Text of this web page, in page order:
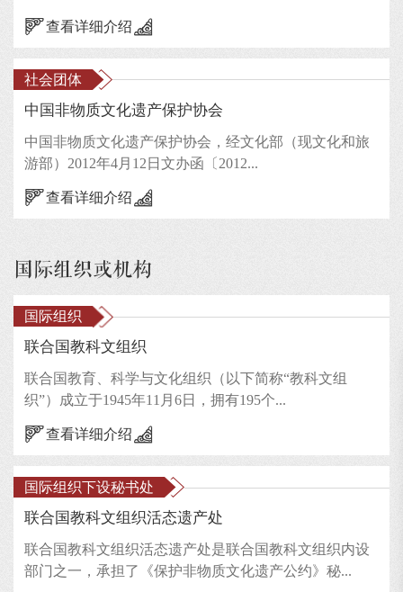
查看详细介绍
社会团体
中国非物质文化遗产保护协会
中国非物质文化遗产保护协会，经文化部（现文化和旅
游部）2012年4月12日文办函〔2012...
查看详细介绍
国际组织或机构
国际组织
联合国教科文组织
联合国教育、科学与文化组织（以下简称“教科文组
织”）成立于1945年11月6日，拥有195个...
查看详细介绍
国际组织下设秘书处
联合国教科文组织活态遗产处
联合国教科文组织活态遗产处是联合国教科文组织内设
部门之一，承担了《保护非物质文化遗产公约》秘...